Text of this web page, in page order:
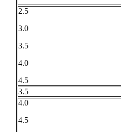
2.5
3.0
3.5
4.0
4.5
3.5
4.0
4.5